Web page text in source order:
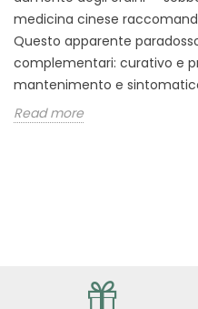
medicina cinese
Questo apparente
complementari: curativo e
mantenimento e
Read more